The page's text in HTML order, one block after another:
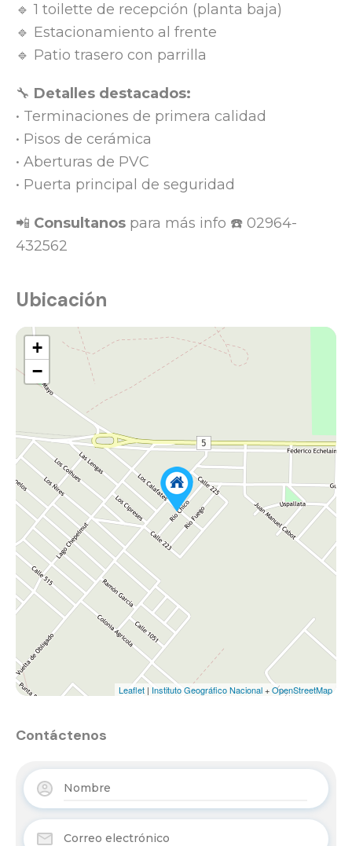
🔹 1 toilette de recepción (planta baja)
🔹 Estacionamiento al frente
🔹 Patio trasero con parrilla
🔧 Detalles destacados:
• Terminaciones de primera calidad
• Pisos de cerámica
• Aberturas de PVC
• Puerta principal de seguridad
📲 Consultanos para más info ☎️ 02964-
432562
Ubicación
+
−
Leaflet | Instituto Geográfico Nacional+OpenStreetMap
Contáctenos